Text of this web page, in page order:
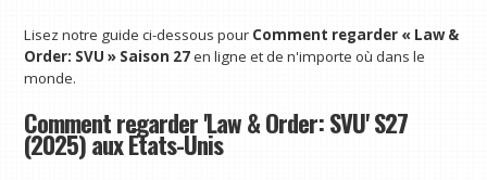
Lisez notre guide ci-dessous pour Comment regarder « Law &
Order: SVU » Saison 27en ligne et de n'importe où dans le
monde.
Comment regarder 'Law & Order: SVU' S27
(2025) aux États-Unis